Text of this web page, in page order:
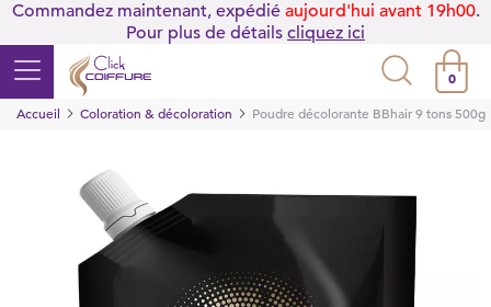
Commandez maintenant, expédié aujourd'hui avant 19h00.
Pour plus de détails cliquez ici
0
Accueil
Coloration & décoloration Poudre décolorante BBhair 9 tons 500g